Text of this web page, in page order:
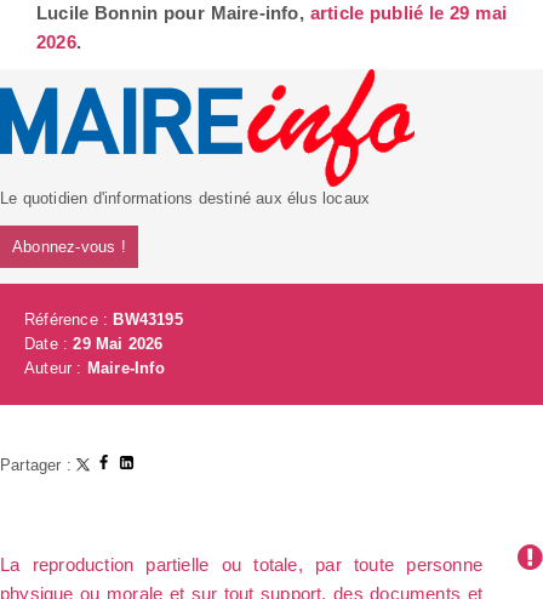
Lucile Bonnin pour Maire-info, article publié le 29 mai
2026.
Le quotidien d'informations destiné aux élus locaux
Abonnez-vous !
Référence : BW43195
Date :29 Mai 2026
Auteur : Maire-Info
Partager :
La reproduction partielle ou totale, par toute personne
physique ou morale et sur tout support, des documents et